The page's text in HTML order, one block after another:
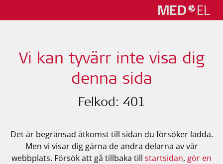
Vi kan tyvärr inte visa dig
denna sida
Felkod: 401
Det är begränsad åtkomst till sidan du försöker ladda.
Men vi visar dig gärna de andra delarna av vår
webbplats. Försök att gå tillbaka till startsidan, gör en